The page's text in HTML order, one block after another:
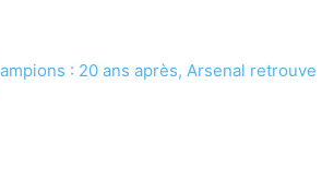
: 20 ans après, Arsenal retrouve